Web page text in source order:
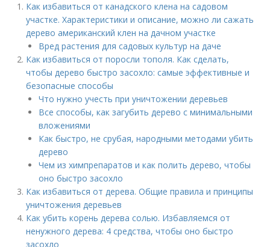
Как избавиться от канадского клена на садовом
участке. Характеристики и описание, можно ли сажать
дерево американский клен на дачном участке
Вред растения для садовых культур на даче
Как избавиться от поросли тополя. Как сделать,
чтобы дерево быстро засохло: самые эффективные и
безопасные способы
Что нужно учесть при уничтожении деревьев
Все способы, как загубить дерево с минимальными
вложениями
Как быстро, не срубая, народными методами убить
дерево
Чем из химпрепаратов и как полить дерево, чтобы
оно быстро засохло
Как избавиться от дерева. Общие правила и принципы
уничтожения деревьев
Как убить корень дерева солью. Избавляемся от
ненужного дерева: 4 средства, чтобы оно быстро
засохло